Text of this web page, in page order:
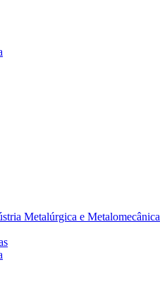
Metalúrgica e Metalomecânica